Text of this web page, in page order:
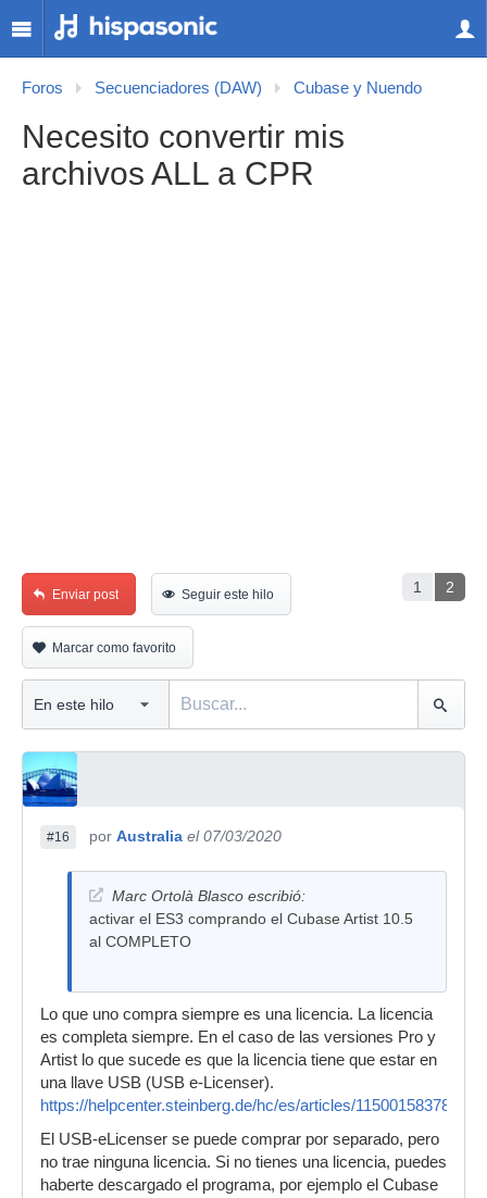
Foros Secuenciadores (DAW) Cubase y Nuendo
Necesito convertir mis
archivos ALL a CPR
1 2
Enviar post Seguir este hilo
Marcar como favorito
#16 por Australia el 07/03/2020
Marc Ortolà Blasco escribió:
activar el ES3 comprando el Cubase Artist 10.5
al COMPLETO
Lo que uno compra siempre es una licencia. La licencia
es completa siempre. En el caso de las versiones Pro y
Artist lo que sucede es que la licencia tiene que estar en
una llave USB (USB e-Licenser).
https://helpcenter.steinberg.de/hc/es/articles/115001583784
El USB-eLicenser se puede comprar por separado, pero
no trae ninguna licencia. Si no tienes una licencia, puedes
haberte descargado el programa, por ejemplo el Cubase